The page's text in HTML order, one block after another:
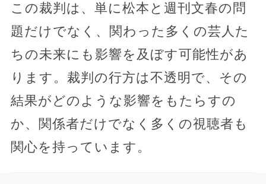
この裁判は、単に松本と週刊文春の問
題だけでなく、関わった多くの芸人た
ちの未来にも影響を及ぼす可能性があ
ります。裁判の行方は不透明で、その
結果がどのような影響をもたらすの
か、関係者だけでなく多くの視聴者も
関心を持っています。